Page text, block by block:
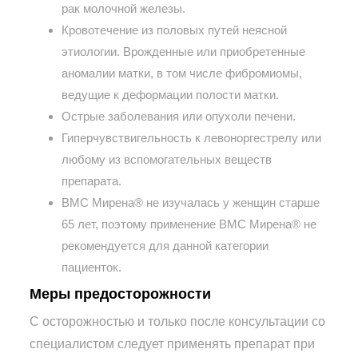
рак молочной железы.
Кровотечение из половых путей неясной
этиологии. Врожденные или приобретенные
аномалии матки, в том числе фибромиомы,
ведущие к деформации полости матки.
Острые заболевания или опухоли печени.
Гиперчувствигельность к левоноргестрелу или
любому из вспомогательных веществ
препарата.
ВМС Мирена® не изучалась у женщин старше
65 лет, поэтому применение ВМС Мирена® не
рекомендуется для данной категории
пациенток.
Меры предосторожности
С осторожностью и только после консультации со
специалистом следует применять препарат при